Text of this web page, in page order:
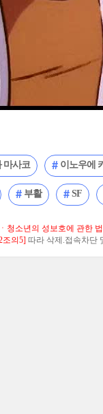
마사코 이노우에
부활 SF
청소년의 성보호에 관한
조의5] 따라 삭제.접속차단